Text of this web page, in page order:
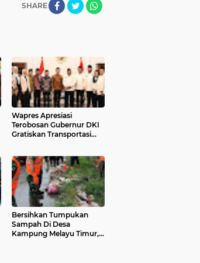
SHARE
Wapres Apresiasi
Terobosan Gubernur DKI
Gratiskan Transportasi
Bersihkan Tumpukan
Sampah Di Desa
Kampung Melayu Timur,